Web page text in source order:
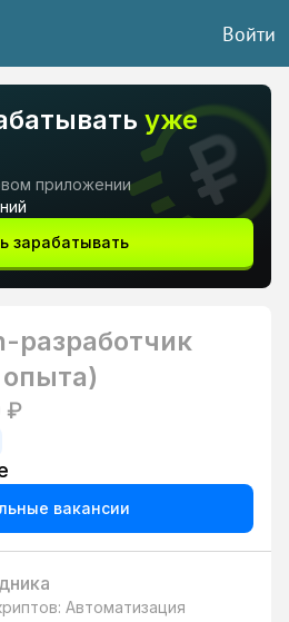
Войти
уже
приложении
зарабатывать
разработчик
₽
вакансии
Автоматизация